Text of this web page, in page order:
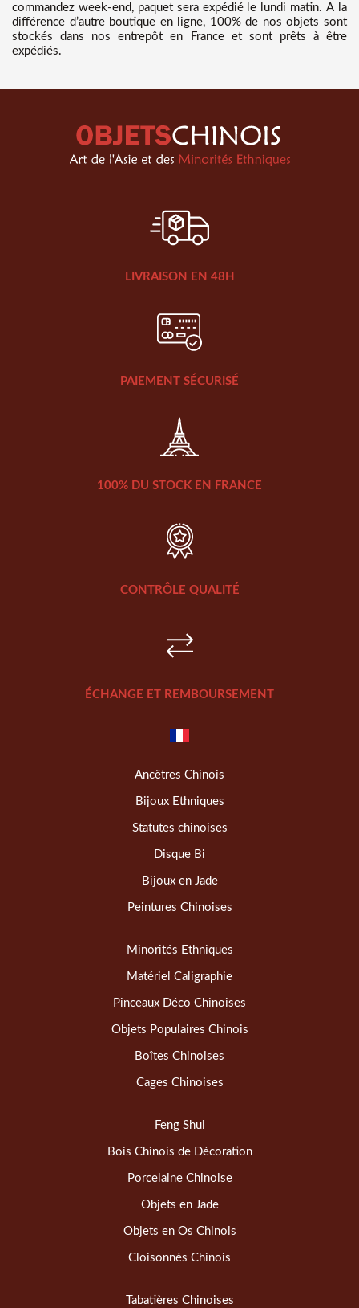
commandez week-end, paquet sera expédié le lundi matin. A la
différence d’autre boutique en ligne, 100% de nos objets sont
stockés dans nos entrepôt en France et sont prêts à être
expédiés.
LIVRAISON EN 48H
PAIEMENT SÉCURISÉ
100% DU STOCK EN FRANCE
CONTRÔLE QUALITÉ
ÉCHANGE ET REMBOURSEMENT
Ancêtres Chinois
Bijoux Ethniques
Statutes chinoises
Disque Bi
Bijoux en Jade
Peintures Chinoises
Minorités Ethniques
Matériel Caligraphie
Pinceaux Déco Chinoises
Objets Populaires Chinois
Boîtes Chinoises
Cages Chinoises
Feng Shui
Bois Chinois de Décoration
Porcelaine Chinoise
Objets en Jade
Objets en Os Chinois
Cloisonnés Chinois
Tabatières Chinoises